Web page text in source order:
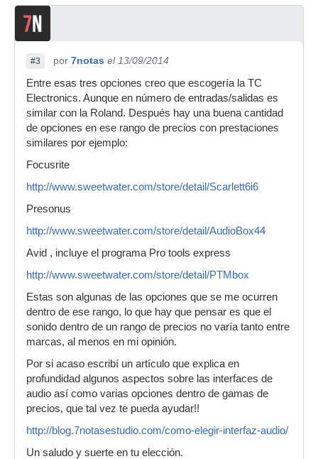
#3 por 7notas el 13/09/2014
Entre esas tres opciones creo que escogería la TC
Electronics. Aunque en número de entradas/salidas es
similar con la Roland. Después hay una buena cantidad
de opciones en ese rango de precios con prestaciones
similares por ejemplo:
Focusrite
http://www.sweetwater.com/store/detail/Scarlett6i6
Presonus
http://www.sweetwater.com/store/detail/AudioBox44
Avid , incluye el programa Pro tools express
http://www.sweetwater.com/store/detail/PTMbox
Estas son algunas de las opciones que se me ocurren
dentro de ese rango, lo que hay que pensar es que el
sonido dentro de un rango de precios no varía tanto entre
marcas, al menos en mi opinión.
Por si acaso escribí un artículo que explica en
profundidad algunos aspectos sobre las interfaces de
audio así como varias opciones dentro de gamas de
precios, que tal vez te pueda ayudar!!
http://blog.7notasestudio.com/como-elegir-interfaz-audio/
Un saludo y suerte en tu elección.